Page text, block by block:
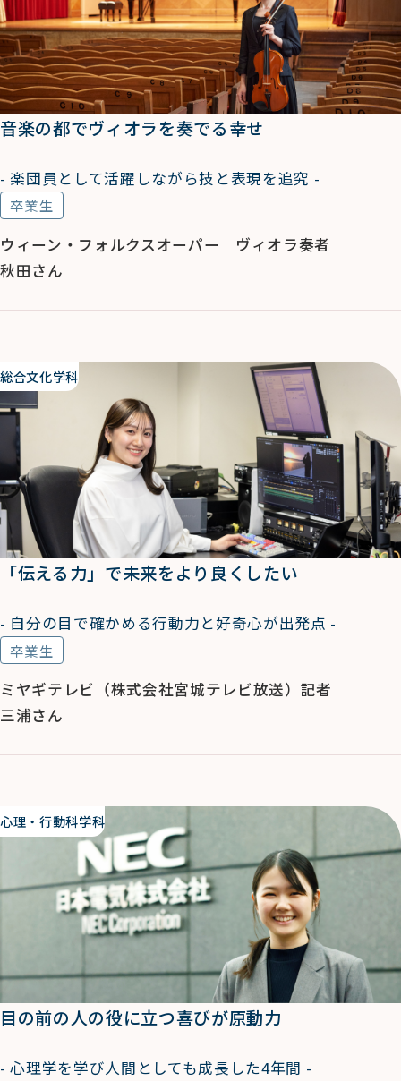
音楽の都でヴィオラを奏でる幸せ
- 楽団員として活躍しながら技と表現を追究 -
卒業生
ウィーン・フォルクスオーパー ヴィオラ奏者
秋田さん
総合文化学科
「伝える力」で未来をより良くしたい
- 自分の目で確かめる行動力と好奇心が出発点 -
卒業生
ミヤギテレビ（株式会社宮城テレビ放送）記者
三浦さん
心理・行動科学科
目の前の人の役に立つ喜びが原動力
- 心理学を学び人間としても成長した4年間 -